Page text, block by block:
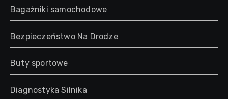
Bagażniki samochodowe
Bezpieczeństwo Na Drodze
Buty sportowe
Diagnostyka Silnika